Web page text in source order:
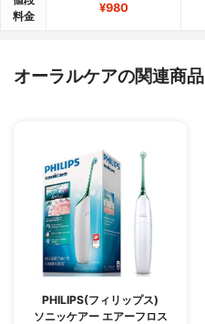
料金
¥980
オーラルケアの関連商品
PHILIPS(フィリップス)
ソニッケアー エアーフロス